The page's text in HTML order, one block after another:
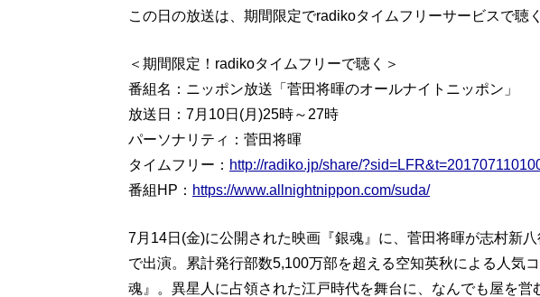
この日の放送は、期間限定でradikoタイムフリーサービスで聴
＜期間限定！radikoタイムフリーで聴く＞
番組名：ニッポン放送「菅田将暉のオールナイトニッポン」
放送日：7月10日(月)25時～27時
パーソナリティ：菅田将暉
タイムフリー： http://radiko.jp/share/
番組HP： https://www.allnightnippon.com/suda/
7月14日(金)に公開された映画『銀魂』に、菅田将暉が志村新
で出演。累計発行部数5,100万部を超える空知英秋による人気
魂』。異星人に占領された江戸時代を舞台に、なんでも屋を営